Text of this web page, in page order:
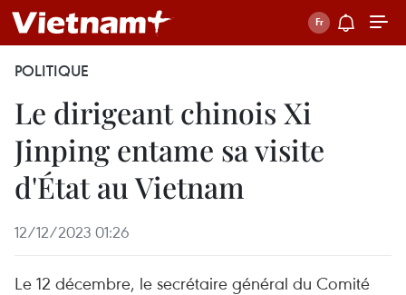
POLITIQUE
Le dirigeant chinois Xi
Jinping entame sa visite
d'État au Vietnam
12/12/2023 01:26
Le 12 décembre, le secrétaire général du Comité